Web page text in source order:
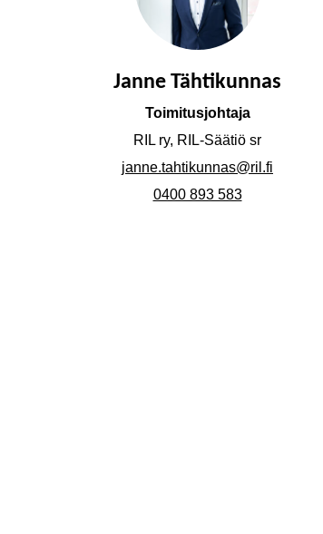
Janne Tähtikunnas
Toimitusjohtaja
RIL ry, RIL-Säätiö sr
janne.tahtikunnas@ril.fi
0400 893 583